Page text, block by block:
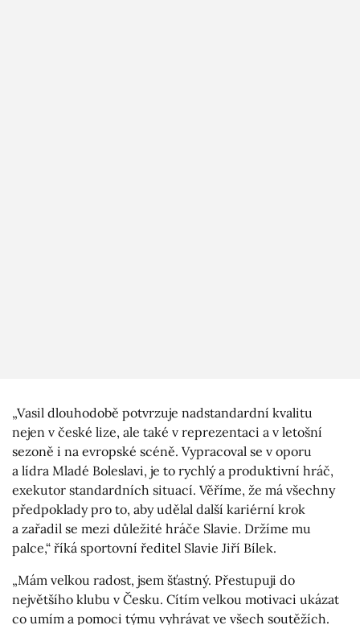
„Vasil dlouhodobě potvrzuje nadstandardní kvalitu
nejen v české lize, ale také v reprezentaci a v letošní
sezoně i na evropské scéně. Vypracoval se v oporu
a lídra Mladé Boleslavi, je to rychlý a produktivní hráč,
exekutor standardních situací. Věříme, že má všechny
předpoklady pro to, aby udělal další kariérní krok
a zařadil se mezi důležité hráče Slavie. Držíme mu
palce,“ říká sportovní ředitel Slavie Jiří Bílek.
„Mám velkou radost, jsem šťastný. Přestupuji do
největšího klubu v Česku. Cítím velkou motivaci ukázat
co umím a pomoci týmu vyhrávat ve všech soutěžích.